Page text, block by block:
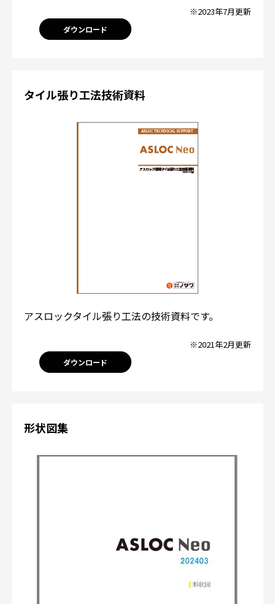
※2023年7月更新
ダウンロード
タイル張り工法技術資料
アスロックタイル張り工法の技術資料です。
※2021年2月更新
ダウンロード
形状図集